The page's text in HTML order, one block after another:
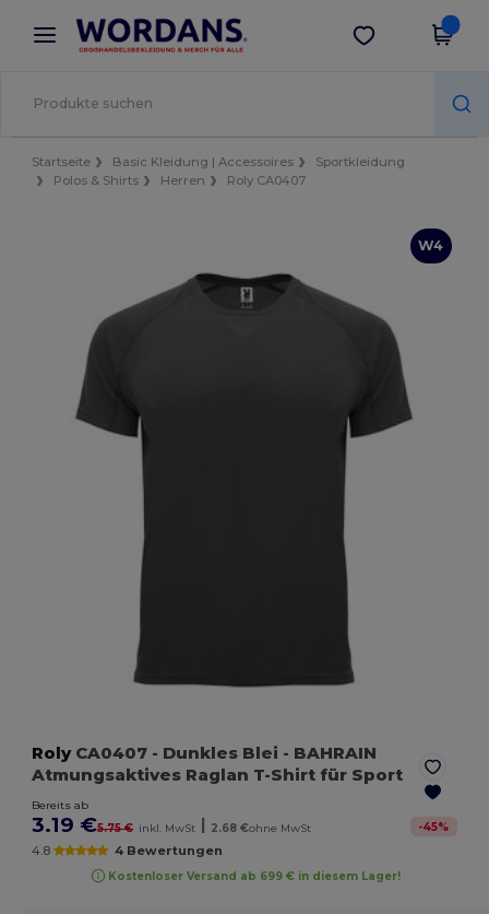
× Wordans App
Bessere Preise in der App!
App holen
Startseite Basic Kleidung | Accessoires
Sportkleidung
Polos & Shirts
Herren Roly CA0407
W4
RolyCA0407 - Dunkles Blei - BAHRAIN
Atmungsaktives Raglan T-Shirt für Sport
Bereits ab
3.19 €5.75 € inkl. MwSt | 2.68 €ohne MwSt -45%
4.8 4 Bewertungen
Kostenloser Versand ab 699 € in diesem Lager!